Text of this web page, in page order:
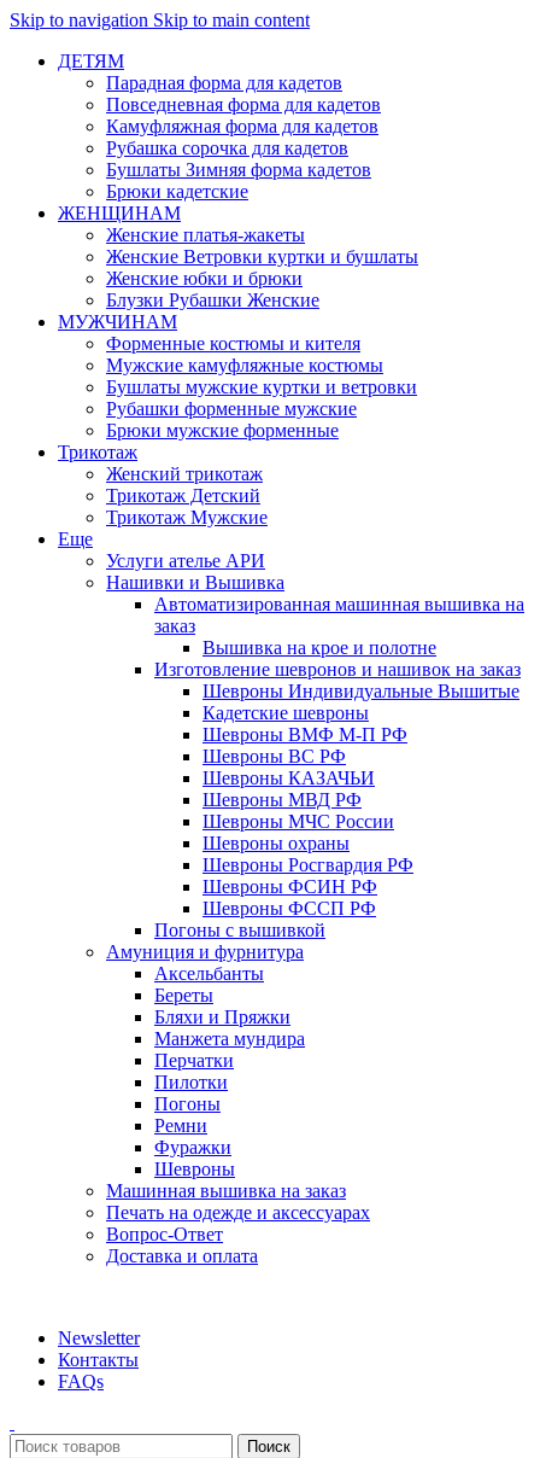
Skip to navigation Skip to main content
ДЕТЯМ
Парадная форма для кадетов
Повседневная форма для кадетов
Камуфляжная форма для кадетов
Рубашка сорочка для кадетов
Бушлаты Зимняя форма кадетов
Брюки кадетские
ЖЕНЩИНАМ
Женские платья-жакеты
Женские Ветровки куртки и бушлаты
Женские юбки и брюки
Блузки Рубашки Женские
МУЖЧИНАМ
Форменные костюмы и кителя
Мужские камуфляжные костюмы
Бушлаты мужские куртки и ветровки
Рубашки форменные мужские
Брюки мужские форменные
Трикотаж
Женский трикотаж
Трикотаж Детский
Трикотаж Мужские
Еще
Услуги ателье АРИ
Нашивки и Вышивка
Автоматизированная машинная вышивка на
заказ
Вышивка на крое и полотне
Изготовление шевронов и нашивок на заказ
Шевроны Индивидуальные Вышитые
Кадетские шевроны
Шевроны ВМФ М-П РФ
Шевроны ВС РФ
Шевроны КАЗАЧЬИ
Шевроны МВД РФ
Шевроны МЧС России
Шевроны охраны
Шевроны Росгвардия РФ
Шевроны ФСИН РФ
Шевроны ФССП РФ
Погоны с вышивкой
Амуниция и фурнитура
Аксельбанты
Береты
Бляхи и Пряжки
Манжета мундира
Перчатки
Пилотки
Погоны
Ремни
Фуражки
Шевроны
Машинная вышивка на заказ
Печать на одежде и аксессуарах
Вопрос-Ответ
Доставка и оплата
Newsletter
Контакты
FAQs
Поиск